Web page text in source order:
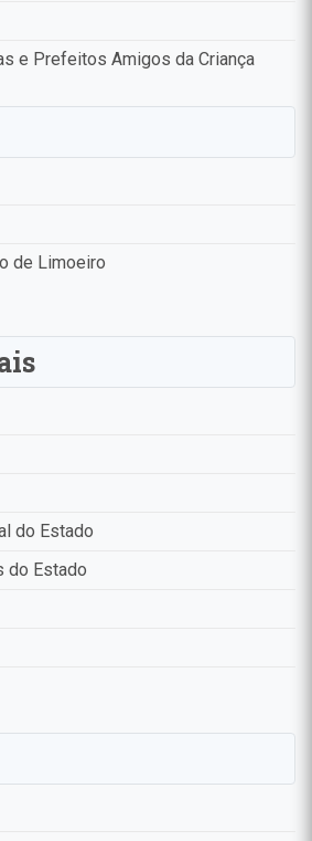
e Prefeitos Amigos da Criança
de Limoeiro
do Estado
do Estado